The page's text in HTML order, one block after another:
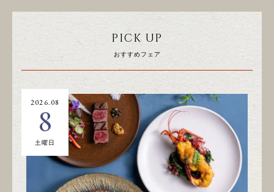
PICK UP
おすすめフェア
2026.08
8
土曜日